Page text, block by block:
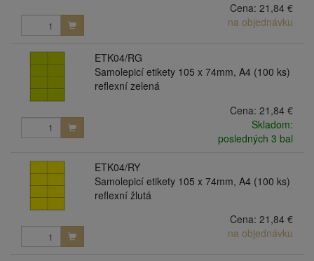
Cena: 21,84 €
na objednávku
ETK04/RG
Samolepicí etikety 105 x 74mm, A4 (100 ks)
reflexní zelená
Cena: 21,84 €
Skladom:
posledných 3 bal
ETK04/RY
Samolepicí etikety 105 x 74mm, A4 (100 ks)
reflexní žlutá
Cena: 21,84 €
na objednávku